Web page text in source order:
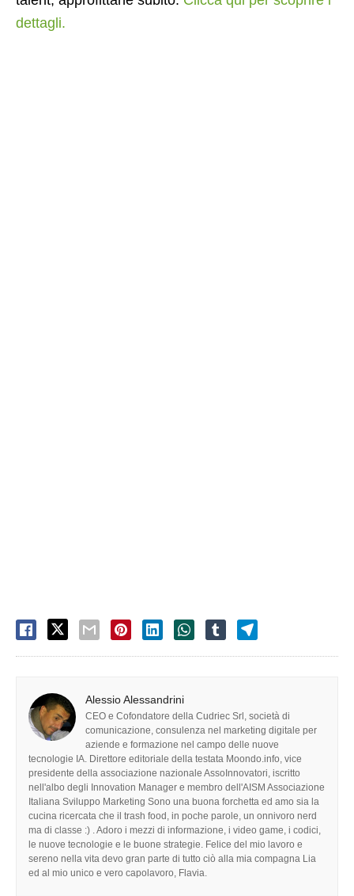
dettagli.
Alessio Alessandrini
CEO e Cofondatore della Cudriec Srl, società di
comunicazione, consulenza nel marketing digitale per
aziende e formazione nel campo delle nuove
tecnologie IA. Direttore editoriale della testata Moondo.info, vice
presidente della associazione nazionale AssoInnovatori, iscritto
nell'albo degli Innovation Manager e membro dell'AISM Associazione
Italiana Sviluppo Marketing Sono una buona forchetta ed amo sia la
cucina ricercata che il trash food, in poche parole, un onnivoro nerd
ma di classe :) . Adoro i mezzi di informazione, i video game, i codici,
le nuove tecnologie e le buone strategie. Felice del mio lavoro e
sereno nella vita devo gran parte di tutto ciò alla mia compagna Lia
ed al mio unico e vero capolavoro, Flavia.